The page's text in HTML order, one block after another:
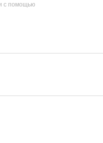
с помощью